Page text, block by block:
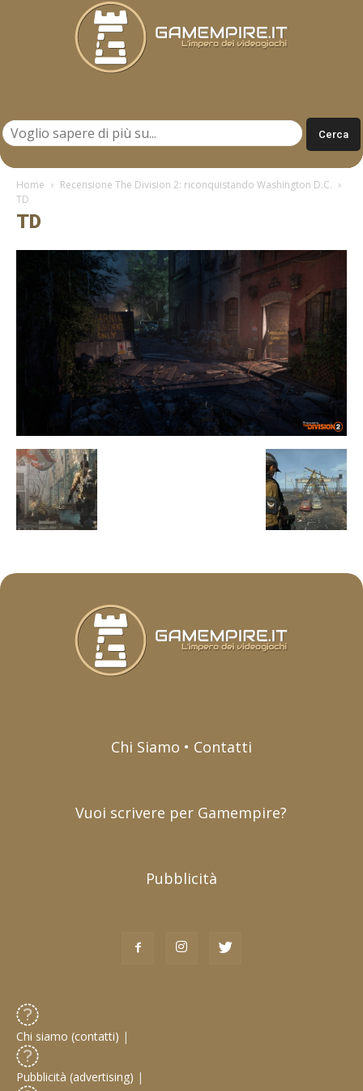
Home
Recensione The Division 2: riconquistando Washington D.C.
TD
TD
Chi Siamo • Contatti
Vuoi scrivere per Gamempire?
Pubblicità
Chi siamo (contatti) |
Pubblicità (advertising) |